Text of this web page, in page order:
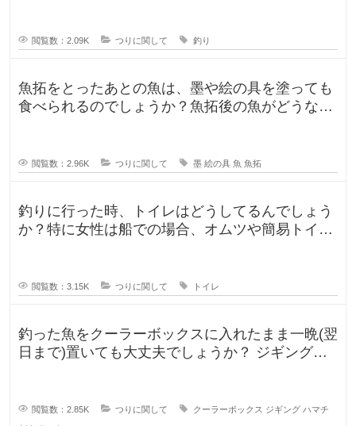
閲覧数：2.09K つりに関して 釣り
魚拓をとったあとの魚は、墨や絵の具を塗っても
食べられるのでしょうか？魚拓後の魚がどうなる
閲覧数：2.96K つりに関して 墨 絵の具 魚 魚拓
釣りに行った時、トイレはどうしてるんでしょう
か？特に女性は船での場合、オムツや簡易トイレ
閲覧数：3.15K つりに関して トイレ
釣った魚をクーラーボックスに入れたまま一晩(翌
日まで)置いても大丈夫でしょうか？ ジギングに
閲覧数：2.85K つりに関して クーラーボックス ジギング ハマチ